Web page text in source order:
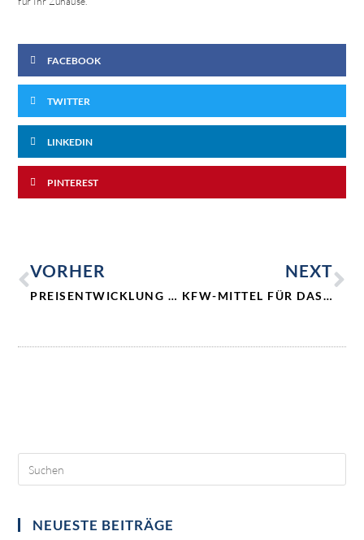
FACEBOOK
TWITTER
LINKEDIN
PINTEREST
VORHER
PREISENTWICKLUNG – WOGEN GLÄTTEN SICH
NEXT
KFW-MITTEL FÜR DAS EIGENE ZUHAUSE NUTZEN
NEUESTE BEITRÄGE